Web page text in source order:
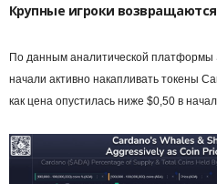
Крупные игроки
По данным аналитической платформы
начали активно накапливать токены
как цена опустилась ниже $0,50 в